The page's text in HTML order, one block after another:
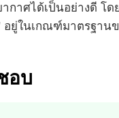
าศได้เป็นอย่างดี โด
อยู่ในเกณฑ์มาตรฐา
อบ